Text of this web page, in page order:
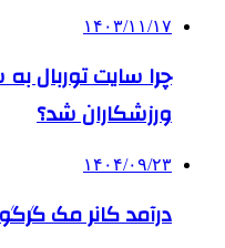
۱۴۰۳/۱۱/۱۷
چرا سایت توربال
ورزشکاران شد؟
۱۴۰۴/۰۹/۲۳
درآمد کانر مک